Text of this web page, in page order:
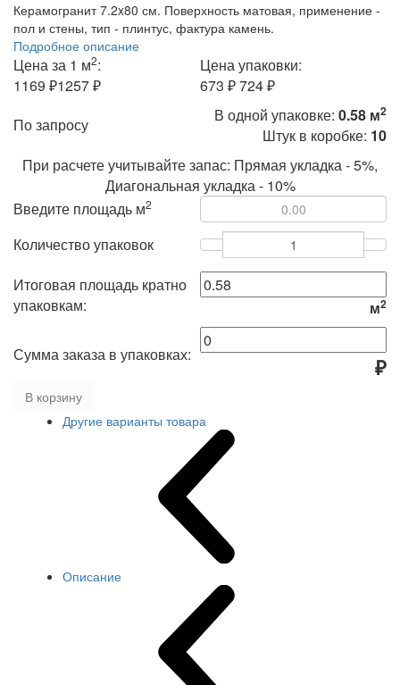
Керамогранит 7.2x80 см. Поверхность матовая, применение -
пол и стены, тип - плинтус, фактура камень.
Подробное описание
Цена за 1 м2:
1169 ₽1257 ₽
Цена упаковки:
673 ₽724 ₽
По запросу
В одной упаковке: 0.58 м2
Штук в коробке: 10
При расчете учитывайте запас: Прямая укладка - 5%,
Диагональная укладка - 10%
Введите площадь м2
Количество упаковок
Итоговая площадь кратно
упаковкам:
м2
Сумма заказа в упаковках: ₽
В корзину
Другие варианты товара
Описание